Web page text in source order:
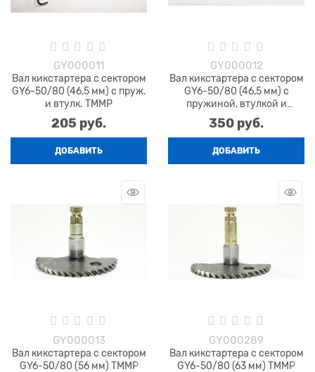
GY000011
Вал кикстартера с сектором
GY6-50/80 (46,5 мм) с пруж.
и втулк. TMMP
205 руб.
ДОБАВИТЬ
GY000012
Вал кикстартера с сектором
GY6-50/80 (46,5 мм) с
пружиной, втулкой и
храповиком TMMP
350 руб.
ДОБАВИТЬ
GY000013
Вал кикстартера с сектором
GY6-50/80 (56 мм) TMMP
GY000289
Вал кикстартера с сектором
GY6-50/80 (63 мм) TMMP